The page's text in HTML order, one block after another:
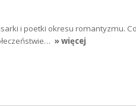
i poetki okresu romantyzmu.
» więcej